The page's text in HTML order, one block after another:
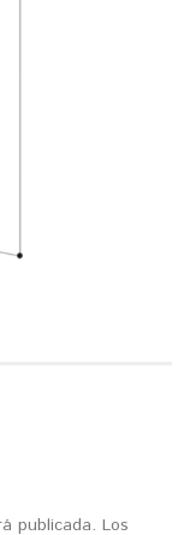
publicada. Los